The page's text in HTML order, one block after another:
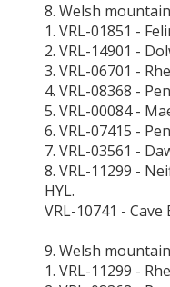
8. Welsh
1. VRL-01851 -
2. VRL-14901 -
3. VRL-06701 -
4. VRL-08368 -
5. VRL-00084 -
6. VRL-07415 -
7. VRL-03561 -
8. VRL-11299 -
HYL.
VRL-10741 -
9. Welsh
1. VRL-11299 -